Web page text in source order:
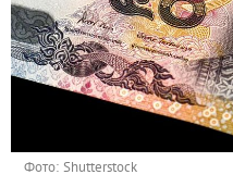
Фото: Shutterstock